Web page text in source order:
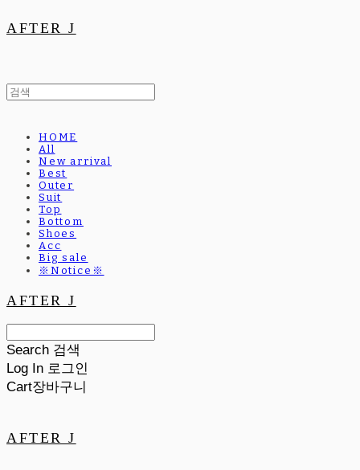
AFTER J
HOME
All
New arrival
Best
Outer
Suit
Top
Bottom
Shoes
Acc
Big sale
※Notice※
AFTER J
Search 검색
Log In 로그인
Cart장바구니
AFTER J